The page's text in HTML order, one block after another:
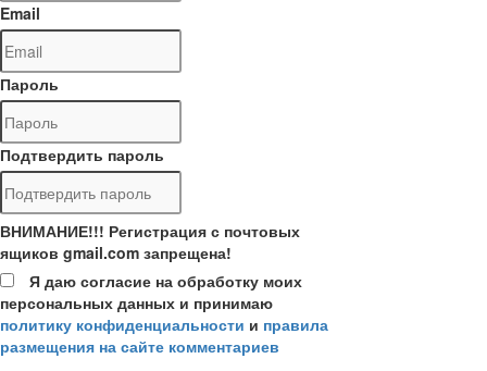
Email
Пароль
Подтвердить пароль
ВНИМАНИЕ!!! Регистрация с почтовых
ящиков gmail.com запрещена!
Я даю согласие на обработку моих
персональных данных и принимаю
политику конфиденциальности и правила
размещения на сайте комментариев